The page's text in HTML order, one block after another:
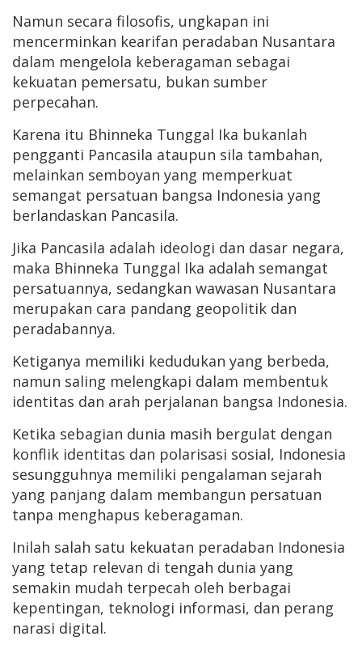
Namun secara filosofis, ungkapan ini
mencerminkan kearifan peradaban Nusantara
dalam mengelola keberagaman sebagai
kekuatan pemersatu, bukan sumber
perpecahan.
Karena itu Bhinneka Tunggal Ika bukanlah
pengganti Pancasila ataupun sila tambahan,
melainkan semboyan yang memperkuat
semangat persatuan bangsa Indonesia yang
berlandaskan Pancasila.
Jika Pancasila adalah ideologi dan dasar negara,
maka Bhinneka Tunggal Ika adalah semangat
persatuannya, sedangkan wawasan Nusantara
merupakan cara pandang geopolitik dan
peradabannya.
Ketiganya memiliki kedudukan yang berbeda,
namun saling melengkapi dalam membentuk
identitas dan arah perjalanan bangsa Indonesia.
Ketika sebagian dunia masih bergulat dengan
konflik identitas dan polarisasi sosial, Indonesia
sesungguhnya memiliki pengalaman sejarah
yang panjang dalam membangun persatuan
tanpa menghapus keberagaman.
Inilah salah satu kekuatan peradaban Indonesia
yang tetap relevan di tengah dunia yang
semakin mudah terpecah oleh berbagai
kepentingan, teknologi informasi, dan perang
narasi digital.